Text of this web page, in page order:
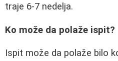
traje 6-7 nedelja.
Ko može da polaže ispit?
Ispit može da polaže bilo